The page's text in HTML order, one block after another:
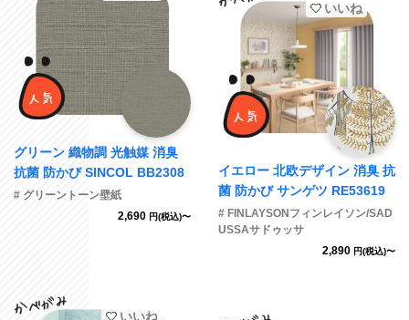
グリーン 織物調 光触媒 消臭
抗菌 防かび SINCOL BB2308
# グリーントーン壁紙
2,690 円(税込)〜
いいね
イエロー 北欧デザイン 消臭 抗
菌 防かび サンゲツ RE53619
# FINLAYSONフィンレイソン/SAD
USSAサドゥッサ
2,890 円(税込)〜
いいね